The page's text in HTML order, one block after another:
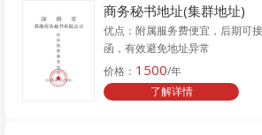
商务秘书地址(集群地址)
优点：附属服务费便宜，后期可
函，有效避免地址异常
价格： 1500/年
了解详情